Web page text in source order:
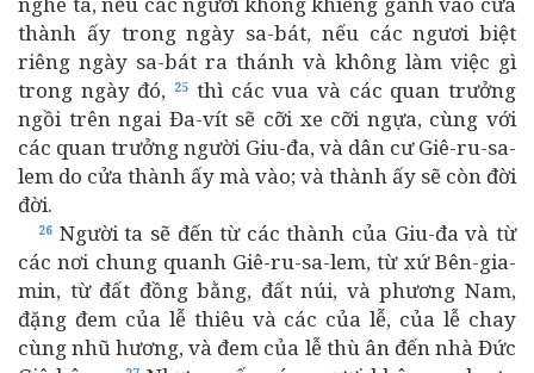
thành ấy trong ngày sa-bát, nếu các ngươi biệt
riêng ngày sa-bát ra thánh và không làm việc gì
trong ngày đó, 25 thì các vua và các quan trưởng
ngồi trên ngai Đa-vít sẽ cỡi xe cỡi ngựa, cùng với
các quan trưởng người Giu-đa, và dân cư Giê-ru-sa-
lem do cửa thành ấy mà vào; và thành ấy sẽ còn đời
đời.
26 Người ta sẽ đến từ các thành của Giu-đa và từ
các nơi chung quanh Giê-ru-sa-lem, từ xứ Bên-gia-
min, từ đất đồng bằng, đất núi, và phương Nam,
đặng đem của lễ thiêu và các của lễ, của lễ chay
cùng nhũ hương, và đem của lễ thù ân đến nhà Đức